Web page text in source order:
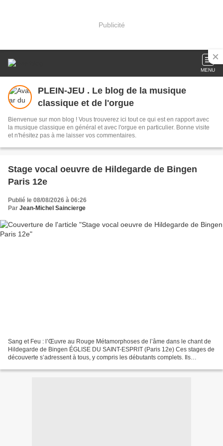
Publicité
MENU
PLEIN-JEU . Le blog de la musique
classique et de l'orgue
Bienvenue sur mon blog ! Vous trouverez ici tout ce qui est en rapport avec
la musique classique en général et avec l'orgue en particulier. Bonne visite
et n'hésitez pas à me laisser vos commentaires.
Stage vocal oeuvre de Hildegarde de Bingen
Paris 12e
Publié le 08/08/2026 à 06:26
Par Jean-Michel Saincierge
Sang et Feu : l’Œuvre au Rouge Métamorphoses de l’âme dans le chant de
Hildegarde de Bingen ÉGLISE DU SAINT-ESPRIT (Paris 12e) Ces stages de
découverte s’adressent à tous, y compris les débutants complets. Ils